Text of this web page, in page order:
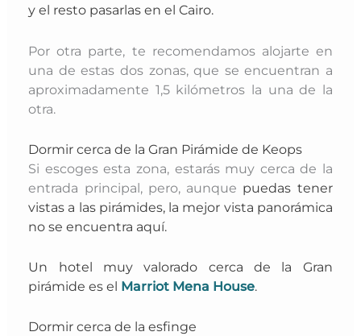
y el resto pasarlas en el Cairo.
Por otra parte, te recomendamos alojarte en
una de estas dos zonas, que se encuentran a
aproximadamente 1,5 kilómetros la una de la
otra.
Dormir cerca de la Gran Pirámide de Keops
Si escoges esta zona, estarás muy cerca de la
entrada principal, pero, aunque puedas tener
vistas a las pirámides, la mejor vista panorámica
no se encuentra aquí.
Un hotel muy valorado cerca de la Gran
pirámidees el Marriot Mena House.
Dormir cerca de la esfinge